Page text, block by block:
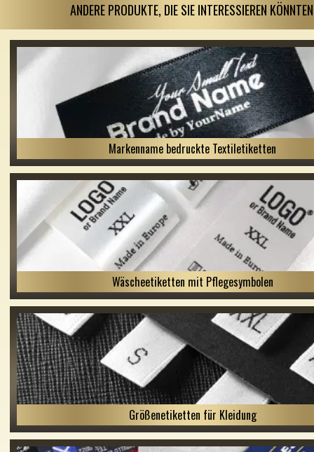
ANDERE PRODUKTE, DIE SIE INTERESSIEREN
Markenname bedruckte Textiletiketten
Wäscheetiketten mit Pflegesymbolen
Größenetiketten für Kleidung